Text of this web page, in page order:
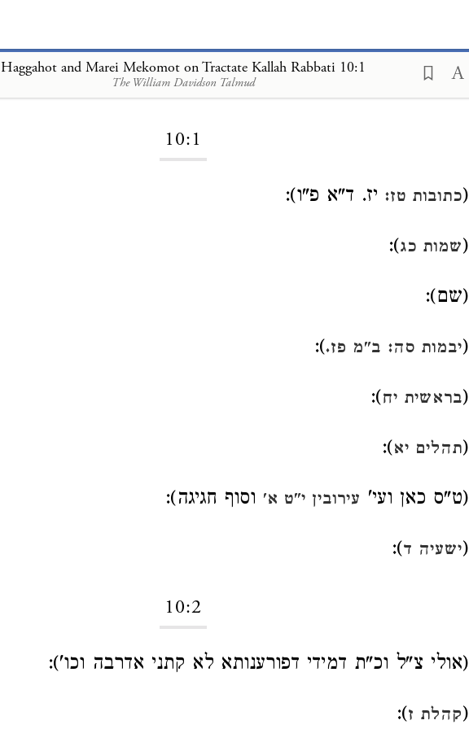
Haggahot and Marei Mekomot on Tractate Kallah Rabbati 10:1
The William Davidson Talmud
Loading...
10:1
(כתובות טז: יז. ד"א פ"ו):
(שמות כג):
(שם):
(יבמות סה: ב"מ פז.):
(בראשית יח):
(תהלים יא):
(ט"ס כאן ועי' עירובין י"ט א' וסוף חגיגה):
(ישעיה ד):
10:2
(אולי צ"ל וכ"ת דמידי דפורענותא לא קתני אדרבה וכו'):
(קהלת ז):